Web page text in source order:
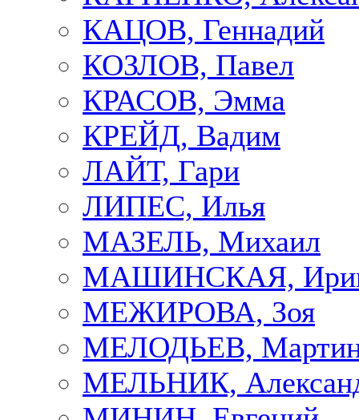
КАЦОВ, Геннадий
КОЗЛОВ, Павел
КРАСОВ, Эмма
КРЕЙД, Вадим
ЛАЙТ, Гари
ЛИПЕС, Илья
МАЗЕЛЬ, Михаил
МАШИНСКАЯ,
МЕЖИРОВА, Зоя
МЕЛОДЬЕВ,
МЕЛЬНИК,